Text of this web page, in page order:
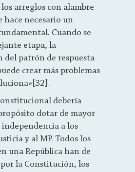
arreglos con alambre
hace necesario un
Cuando se
etapa, la
del patrón de respuesta
crear más problemas
debería
dotar de mayor
a los
y al MP. Todos los
una República han de
la Constitución, los